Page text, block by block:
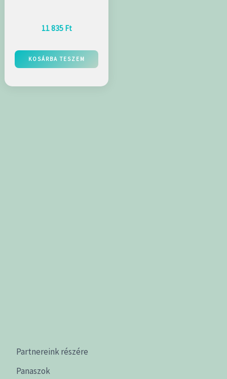
11 835 Ft
KOSÁRBA TESZEM
Partnereink részére
Panaszok